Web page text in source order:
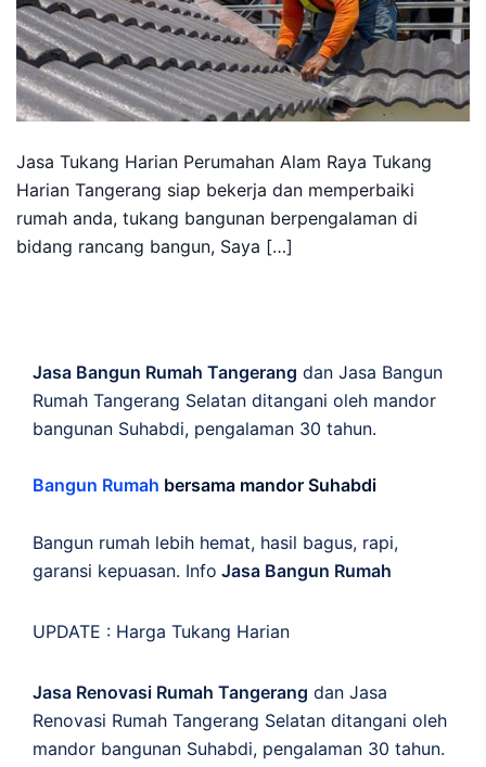
Jasa Tukang Harian Perumahan Alam Raya Tukang
Harian Tangerang siap bekerja dan memperbaiki
rumah anda, tukang bangunan berpengalaman di
bidang rancang bangun, Saya […]
Jasa Bangun Rumah Tangerang dan Jasa Bangun
Rumah Tangerang Selatan ditangani oleh mandor
bangunan Suhabdi, pengalaman 30 tahun.
Bangun Rumah bersama mandor Suhabdi
Bangun rumah lebih hemat, hasil bagus, rapi,
garansi kepuasan. Info Jasa Bangun Rumah
UPDATE : Harga Tukang Harian
Jasa Renovasi Rumah Tangerang dan Jasa
Renovasi Rumah Tangerang Selatan ditangani oleh
mandor bangunan Suhabdi, pengalaman 30 tahun.